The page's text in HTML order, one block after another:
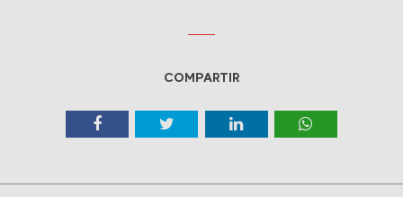
COMPARTIR